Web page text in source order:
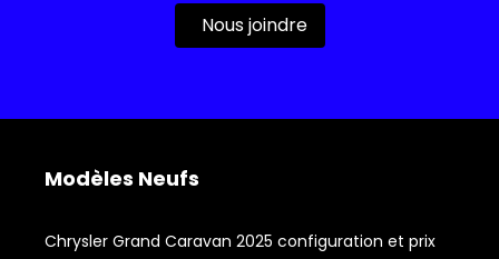
Nous joindre
Modèles Neufs
Chrysler Grand Caravan 2025 configuration et prix